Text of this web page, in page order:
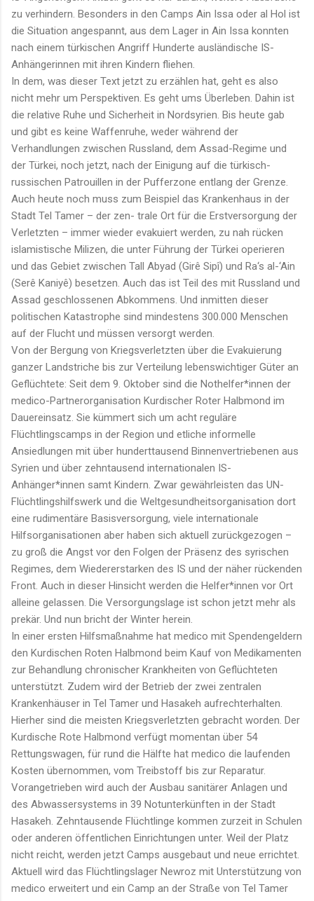
zu verhindern. Besonders in den Camps Ain Issa oder al Hol ist
die Situation angespannt, aus dem Lager in Ain Issa konnten
nach einem türkischen Angriff Hunderte ausländische IS-
Anhängerinnen mit ihren Kindern fliehen.
In dem, was dieser Text jetzt zu erzählen hat, geht es also
nicht mehr um Perspektiven. Es geht ums Überleben. Dahin ist
die relative Ruhe und Sicherheit in Nordsyrien. Bis heute gab
und gibt es keine Waffenruhe, weder während der
Verhandlungen zwischen Russland, dem Assad-Regime und
der Türkei, noch jetzt, nach der Einigung auf die türkisch-
russischen Patrouillen in der Pufferzone entlang der Grenze.
Auch heute noch muss zum Beispiel das Krankenhaus in der
Stadt Tel Tamer – der zen- trale Ort für die Erstversorgung der
Verletzten – immer wieder evakuiert werden, zu nah rücken
islamistische Milizen, die unter Führung der Türkei operieren
und das Gebiet zwischen Tall Abyad (Girê Sipî) und Ra‘s al-‘Ain
(Serê Kaniyê) besetzen. Auch das ist Teil des mit Russland und
Assad geschlossenen Abkommens. Und inmitten dieser
politischen Katastrophe sind mindestens 300.000 Menschen
auf der Flucht und müssen versorgt werden.
Von der Bergung von Kriegsverletzten über die Evakuierung
ganzer Landstriche bis zur Verteilung lebenswichtiger Güter an
Geflüchtete: Seit dem 9. Oktober sind die Nothelfer*innen der
medico-Partnerorganisation Kurdischer Roter Halbmond im
Dauereinsatz. Sie kümmert sich um acht reguläre
Flüchtlingscamps in der Region und etliche informelle
Ansiedlungen mit über hunderttausend Binnenvertriebenen aus
Syrien und über zehntausend internationalen IS-
Anhänger*innen samt Kindern. Zwar gewährleisten das UN-
Flüchtlingshilfswerk und die Weltgesundheitsorganisation dort
eine rudimentäre Basisversorgung, viele internationale
Hilfsorganisationen aber haben sich aktuell zurückgezogen –
zu groß die Angst vor den Folgen der Präsenz des syrischen
Regimes, dem Wiedererstarken des IS und der näher rückenden
Front. Auch in dieser Hinsicht werden die Helfer*innen vor Ort
alleine gelassen. Die Versorgungslage ist schon jetzt mehr als
prekär. Und nun bricht der Winter herein.
In einer ersten Hilfsmaßnahme hat medico mit Spendengeldern
den Kurdischen Roten Halbmond beim Kauf von Medikamenten
zur Behandlung chronischer Krankheiten von Geflüchteten
unterstützt. Zudem wird der Betrieb der zwei zentralen
Krankenhäuser in Tel Tamer und Hasakeh aufrechterhalten.
Hierher sind die meisten Kriegsverletzten gebracht worden. Der
Kurdische Rote Halbmond verfügt momentan über 54
Rettungswagen, für rund die Hälfte hat medico die laufenden
Kosten übernommen, vom Treibstoff bis zur Reparatur.
Vorangetrieben wird auch der Ausbau sanitärer Anlagen und
des Abwassersystems in 39 Notunterkünften in der Stadt
Hasakeh. Zehntausende Flüchtlinge kommen zurzeit in Schulen
oder anderen öffentlichen Einrichtungen unter. Weil der Platz
nicht reicht, werden jetzt Camps ausgebaut und neue errichtet.
Aktuell wird das Flüchtlingslager Newroz mit Unterstützung von
medico erweitert und ein Camp an der Straße von Tel Tamer